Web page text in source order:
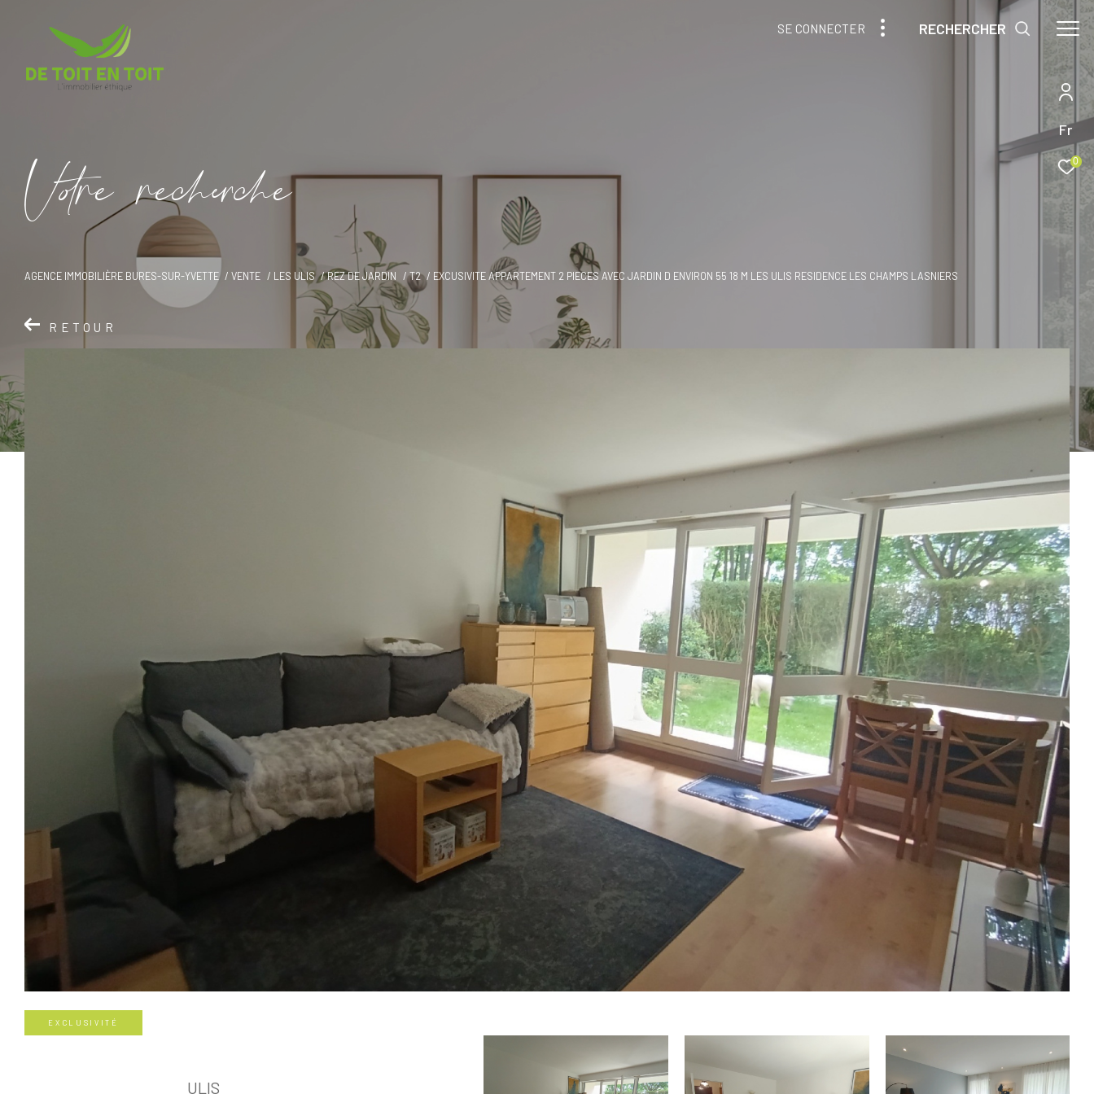
Fr
0
SE CONNECTER RECHERCHER
Vore recece
AGENCE IMMOBILIÈRE BURES-SUR-YVETTE VENTE LES ULIS REZ DE JARDIN T2 EXCUSIVITE APPARTEMENT 2 PIECES AVEC JARDIN D ENVIRON 55 18 M LES ULIS RESIDENCE LES CHAMPS LASNIERS
RETOUR
EXCLUSIVITÉ
ULIS